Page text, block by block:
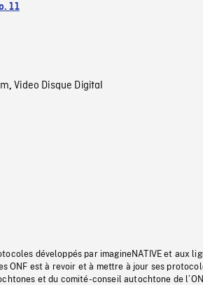
11
,Video Disque Digital
développés par imagineNATIVE et aux
ONF est à revoir et à mettre à jour ses
et du comité-conseil autochtone de